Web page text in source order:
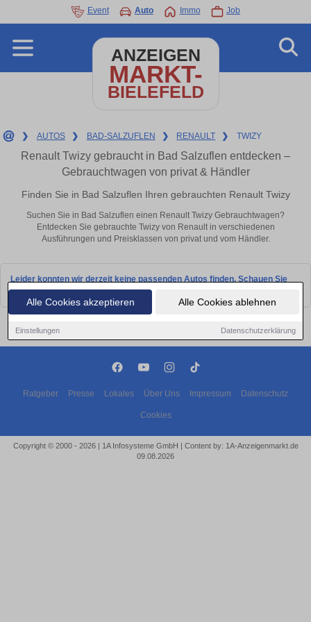
Alle Cookies akzeptieren Alle Cookies ablehnen
Einstellungen Datenschutzerklärung
Event Auto Immo Job
ANZEIGEN
MARKT-
BIELEFELD
❯ AUTOS ❯ BAD-SALZUFLEN ❯ RENAULT ❯ TWIZY
Renault Twizy gebraucht in Bad Salzuflen entdecken –
Gebrauchtwagen von privat & Händler
Finden Sie in Bad Salzuflen Ihren gebrauchten Renault Twizy
Suchen Sie in Bad Salzuflen einen Renault Twizy Gebrauchtwagen?
Entdecken Sie gebrauchte Twizy von Renault in verschiedenen
Ausführungen und Preisklassen von privat und vom Händler.
Leider konnten wir derzeit keine passenden Autos finden. Schauen Sie
bald wieder vorbei!
Ratgeber Presse Lokales Über Uns Impressum Datenschutz
Cookies
Copyright © 2000 - 2026 | 1A Infosysteme GmbH | Content by: 1A-Anzeigenmarkt.de
09.08.2026